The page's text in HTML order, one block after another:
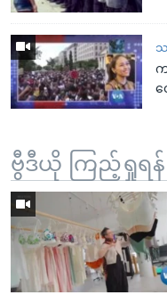
က
တွ
ဗွီဒီယို ကြည့်ရှုရန်